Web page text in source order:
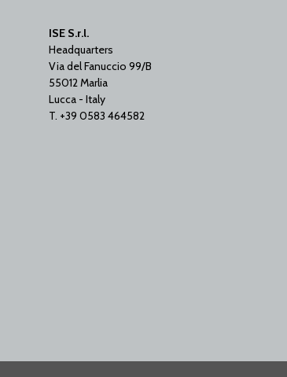
ISE S.r.l.
Headquarters
Via del Fanuccio 99/B
55012 Marlia
Lucca - Italy
T. +39 0583 464582